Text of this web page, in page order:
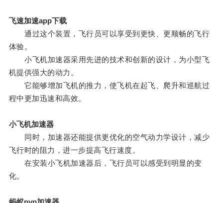
飞速加速app下载
通过这个装置，飞行员可以享受到更快、更顺畅的飞行
体验。
小飞机加速器采用先进的技术和创新的设计，为小型飞
机提供强大的动力。
它能够增加飞机的推力，使飞机在起飞、爬升和巡航过
程中更加迅速和高效。
小飞机加速器
同时，加速器还能提供更优化的空气动力学设计，减少
飞行时的阻力，进一步提高飞行速度。
在安装小飞机加速器后，飞行员可以感受到明显的变
化。